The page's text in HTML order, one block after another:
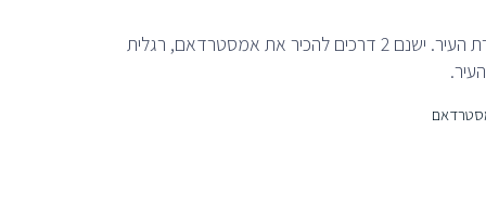
טיסה עם אל-על בבוקר לאמסטרדאם. הגעה למלון התמקמות יומיים חופשיים להכרת העיר. ישנם 2 דרכים להכיר את אמסטרדאם, רגלית